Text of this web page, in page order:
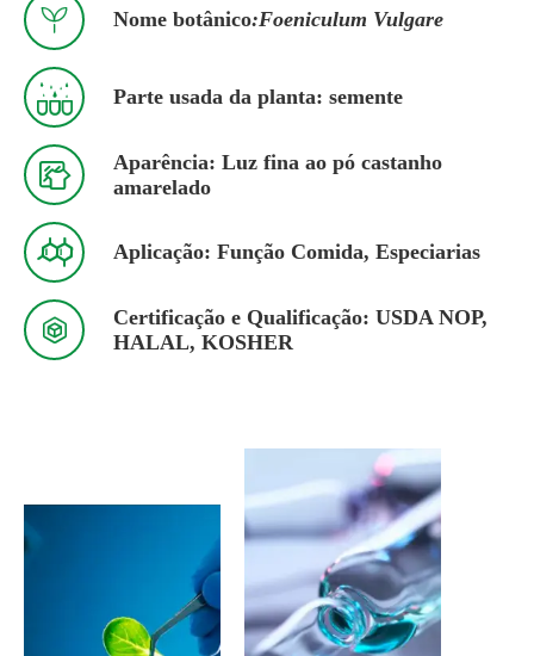
 Nome botânico:Foeniculum Vulgare
 Parte usada da planta: semente

Aparência: Luz fina ao pó castanho
amarelado
 Aplicação: Função Comida, Especiarias

Certificação e Qualificação: USDA NOP,
HALAL, KOSHER